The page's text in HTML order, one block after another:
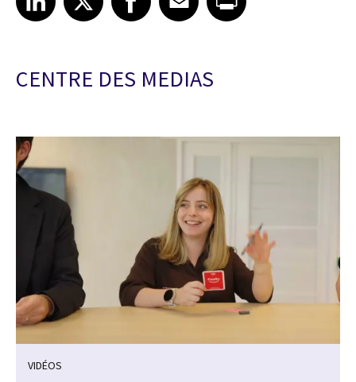
CENTRE DES MEDIAS
VIDÉOS